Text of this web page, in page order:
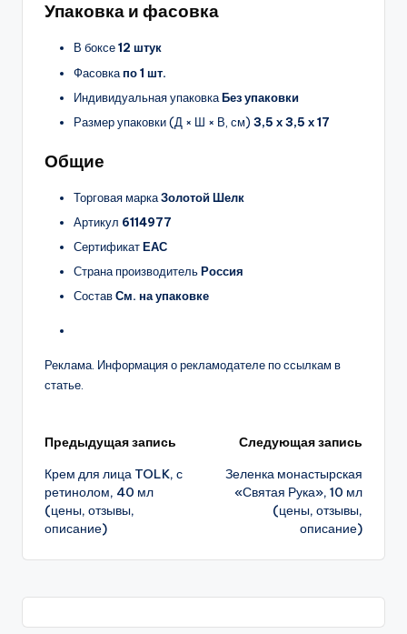
Упаковка и фасовка
В боксе12 штук
Фасовкапо 1 шт.
Индивидуальная упаковкаБез упаковки
Размер упаковки (Д × Ш × В, см) 3,5 х 3,5 х 17
Общие
Торговая маркаЗолотой Шелк
Артикул 6114977
СертификатЕАС
Страна производительРоссия
СоставСм. на упаковке
Реклама. Информация о рекламодателе по ссылкам в
статье.
Навигация
записи
Предыдущая запись
Крем для лица TOLK, с
ретинолом, 40 мл
(цены, отзывы,
описание)
Следующая запись
Зеленка монастырская
«Святая Рука», 10 мл
(цены, отзывы,
описание)